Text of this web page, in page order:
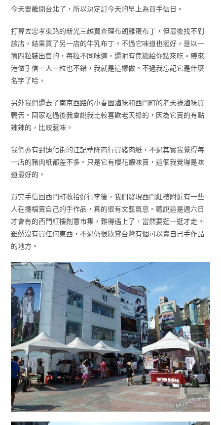
今天要離開台北了，所以決定訂今天的早上為買手信日。
打算去忠孝東路的新光三越買查理布朗雞蛋布丁，但最後找不到
該店，結果買了另一店的牛乳布丁。不過它味道也挺好，是以一
筒四粒裝出售的，每粒不同味道，還附有焦糖給你點來吃。帶來
港做手信一人一粒也不錯，我就是這樣做。不過我忘記它是什麼
名字了哈。
另外我們還去了南京西路的小春園滷味和西門町的老天祿滷味買
鴨舌。回家吃過後我會說我比較喜歡老天祿的，因為它賣的有點
辣辣的，比較惹味。
我們亦有到迪化街的江記華隆商行買豬肉紙，不過其實我覺得每
一店的豬肉紙都差不多。只是它有櫻花蝦味賣，這個我覺得是味
道最好的。
買完手信回西門町收拾好行李後，我們發現西門紅樓附近有一些
人在擺檔賣自己的手作品，真的很有文藝氣息。聽說這是週六日
才會有的西門紅樓創意市集，難得遇上了，當然要逛一逛才走。
雖然沒有買任何東西，不過仍很欣賞台灣有個可以賣自己手作品
的地方。